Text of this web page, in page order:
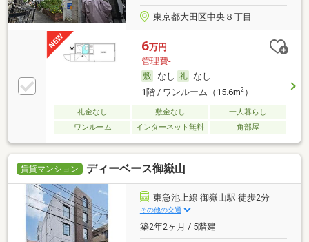
東京都大田区中央８丁目
6万円
管理費-
なし
なし
1階 / ワンルーム（15.6m2）
礼金なし 敷金なし
一人暮らし
ワンルーム
インターネット無料 角部屋
賃貸マンション ディーベース御嶽山
東急池上線 御嶽山駅 徒歩2分
その他の交通
築2年2ヶ月 / 5階建